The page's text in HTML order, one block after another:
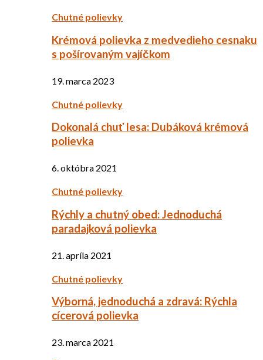
Chutné polievky
Krémová polievka z medvedieho cesnaku
s pošírovaným vajíčkom
19. marca 2023
Chutné polievky
Dokonalá chuť lesa: Dubáková krémová
polievka
6. októbra 2021
Chutné polievky
Rýchly a chutný obed: Jednoduchá
paradajková polievka
21. apríla 2021
Chutné polievky
Výborná, jednoduchá a zdravá: Rýchla
cícerová polievka
23. marca 2021